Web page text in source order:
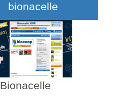
bionacelle
Bionacelle